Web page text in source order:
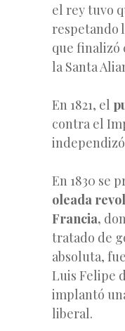
el rey tuvo
respetando
que finalizó
la Santa
En 1821, el
contra el
independizó
En 1830 se
oleada
Francia,
tratado de
absoluta,
Luis Felipe
implantó
liberal.